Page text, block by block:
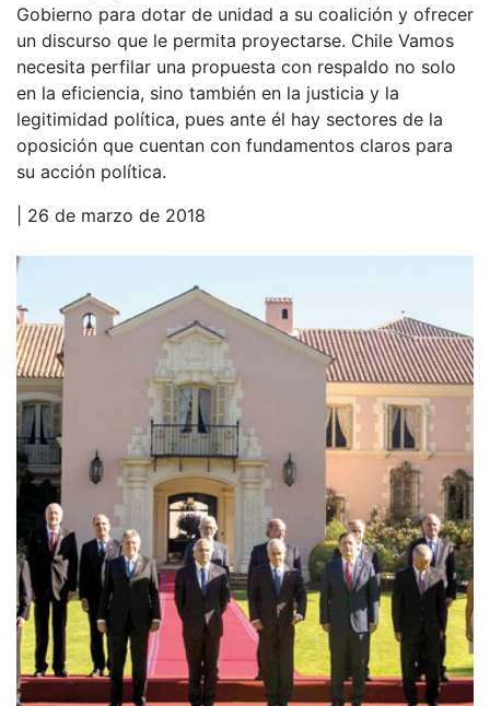
Gobierno para dotar de unidad a su coalición y ofrecer
un discurso que le permita proyectarse. Chile Vamos
necesita perfilar una propuesta con respaldo no solo
en la eficiencia, sino también en la justicia y la
legitimidad política, pues ante él hay sectores de la
oposición que cuentan con fundamentos claros para
su acción política.
| 26 de marzo de 2018